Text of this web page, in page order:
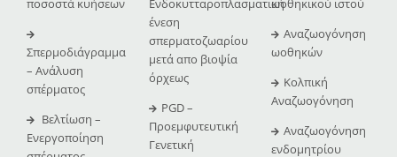
ποσοστά κυήσεων
Σπερμοδιάγραμμα
– Ανάλυση
σπέρματος
Βελτίωση –
Ενεργοποίηση
Ενδοκυτταροπλασματική
ένεση
σπερματοζωαρίου
μετά απο βιοψία
όρχεως
PGD –
Προεμφυτευτική
Γενετική
ωοθηκικού ιστού
Αναζωογόνηση
ωοθηκών
Κολπική
Αναζωογόνηση
Αναζωογόνηση
ενδομητρίου